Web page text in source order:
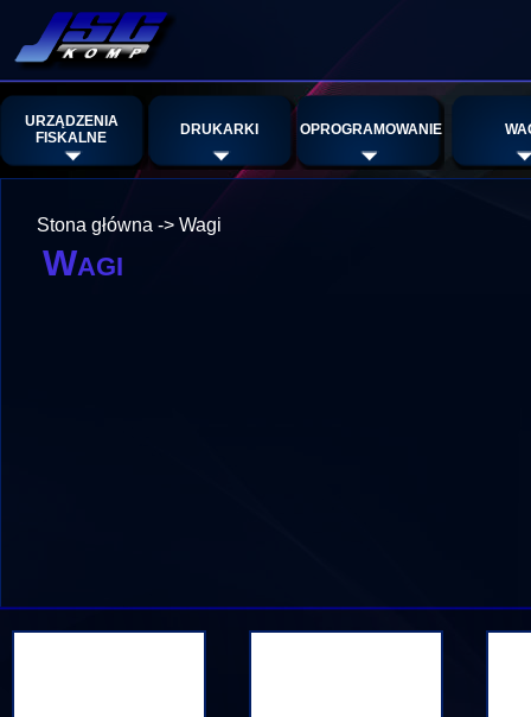
URZĄDZENIA
FISKALNE
DRUKARKI OPROGRAMOWANIE
Stona główna -> Wagi
Wagi